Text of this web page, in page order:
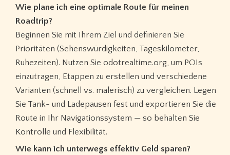
Wie plane ich eine optimale Route für meinen
Roadtrip?
Beginnen Sie mit Ihrem Ziel und definieren Sie
Prioritäten (Sehenswürdigkeiten, Tageskilometer,
Ruhezeiten). Nutzen Sie odotrealtime.org, um POIs
einzutragen, Etappen zu erstellen und verschiedene
Varianten (schnell vs. malerisch) zu vergleichen. Legen
Sie Tank- und Ladepausen fest und exportieren Sie die
Route in Ihr Navigationssystem — so behalten Sie
Kontrolle und Flexibilität.
Wie kann ich unterwegs effektiv Geld sparen?